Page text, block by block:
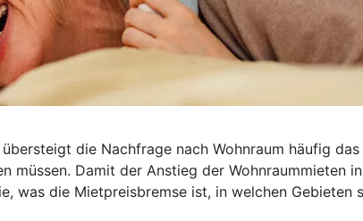
die Nachfrage nach Wohnraum häufig
Damit der Anstieg der Wohnraummieten
die Mietpreisbremse ist, in welchen Gebieten